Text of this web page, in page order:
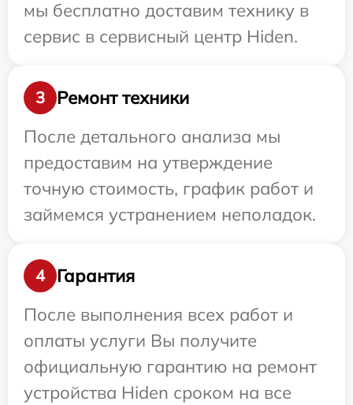
мы бесплатно доставим технику в
сервис в сервисный центр Hiden.
3
Ремонт техники
После детального анализа мы
предоставим на утверждение
точную стоимость, график работ и
займемся устранением неполадок.
4
Гарантия
После выполнения всех работ и
оплаты услуги Вы получите
официальную гарантию на ремонт
устройства Hiden сроком на все